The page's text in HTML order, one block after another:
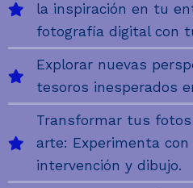
la inspiración en tu
fotografía digital con
Explorar nuevas
tesoros inesperados
Transformar tus
arte: Experimenta
intervención y dibujo.